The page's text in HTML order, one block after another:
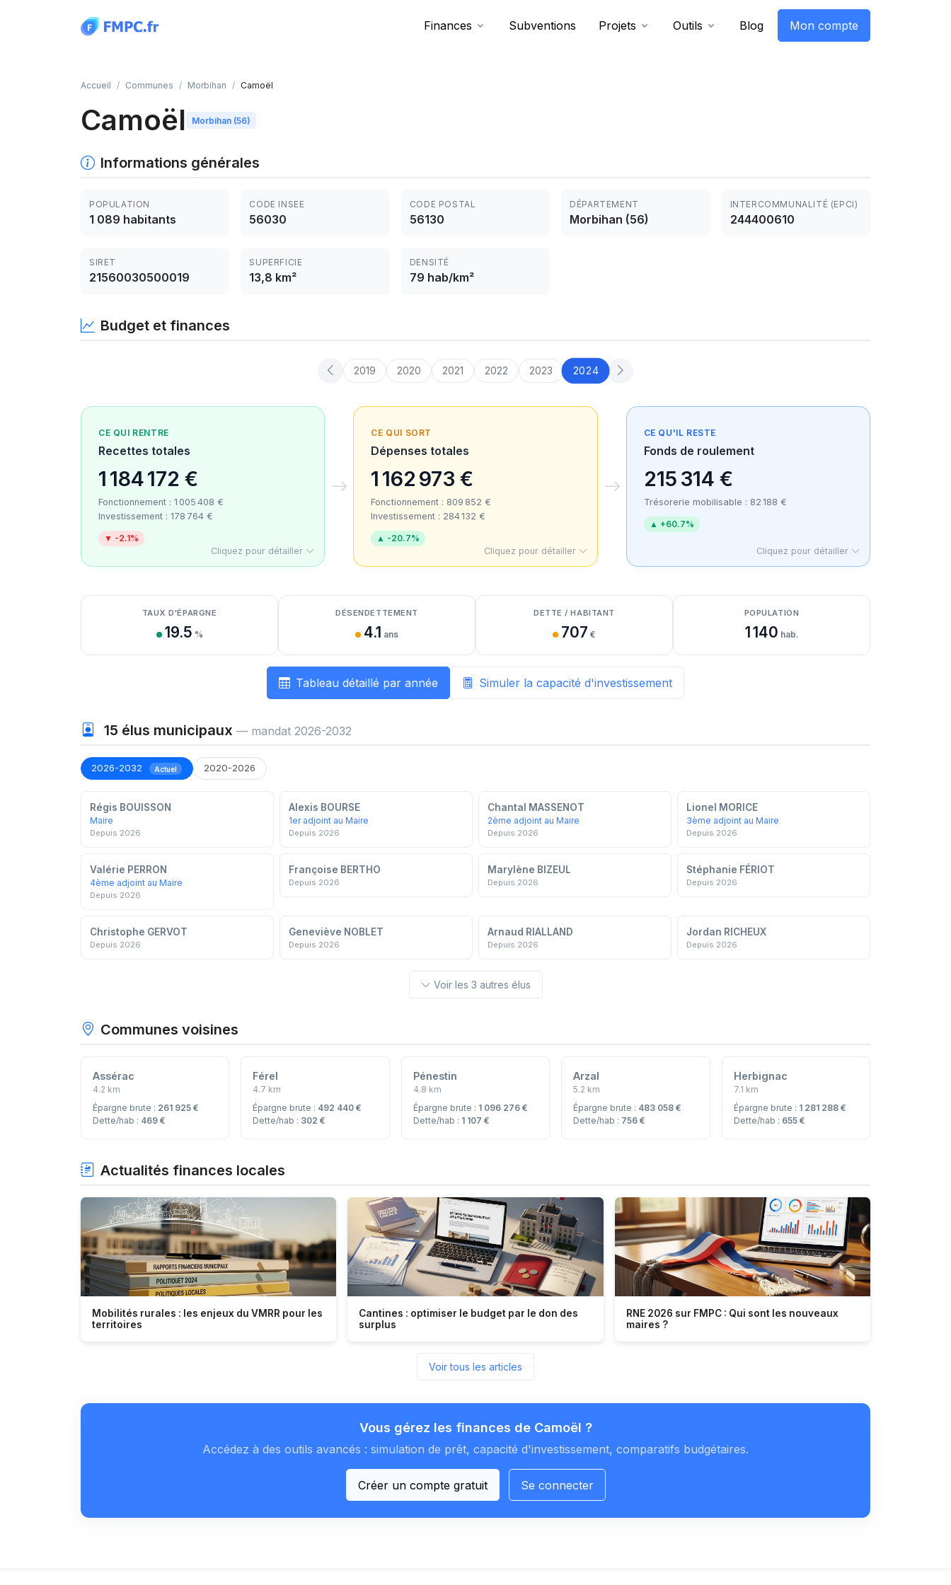
Finances Subventions Projets Outils Blog Mon compte
Accueil Communes Morbihan Camoël
Camoël Morbihan (56)
Informations générales
POPULATION
1 089 habitants
CODE INSEE
56030
CODE POSTAL
56130
DÉPARTEMENT
Morbihan (56)
INTERCOMMUNALITÉ (EPCI)
244400610
SIRET
21560030500019
SUPERFICIE
13,8 km²
DENSITÉ
79 hab/km²
Budget et finances
2019 2020 2021 2022 2023 2024
CE QUI RENTRE
Recettes totales
1 184 172 €
Fonctionnement : 1 005 408 €
Investissement : 178 764 €
▼ -2.1%
Cliquez pour détailler
CE QUI SORT
Dépenses totales
1 162 973 €
Fonctionnement : 809 852 €
Investissement : 284 132 €
▲ -20.7%
Cliquez pour détailler
CE QU'IL RESTE
Fonds de roulement
215 314 €
Trésorerie mobilisable : 82 188 €
▲ +60.7%
Cliquez pour détailler
Détail des recettes
Détail des dépenses
Détail de la trésorerie
TAUX D'ÉPARGNE
19.5 %
DÉSENDETTEMENT
4.1 ans
DETTE / HABITANT
707 €
POPULATION
1 140 hab.
Tableau détaillé par année Simuler la capacité d'investissement
15 élus municipaux — mandat 2026-2032
2026-2032 Actuel 2020-2026
Régis BOUISSON
Maire
Depuis 2026
Alexis BOURSE
1er adjoint au Maire
Depuis 2026
Chantal MASSENOT
2ème adjoint au Maire
Depuis 2026
Lionel MORICE
3ème adjoint au Maire
Depuis 2026
Valérie PERRON
4ème adjoint au Maire
Depuis 2026
Françoise BERTHO
Depuis 2026
Marylène BIZEUL
Depuis 2026
Stéphanie FÉRIOT
Depuis 2026
Christophe GERVOT
Depuis 2026
Geneviève NOBLET
Depuis 2026
Arnaud RIALLAND
Depuis 2026
Jordan RICHEUX
Depuis 2026
Voir les 3 autres élus
Communes voisines
Assérac
4.2 km
Épargne brute : 261 925 €
Dette/hab : 469 €
Férel
4.7 km
Épargne brute : 492 440 €
Dette/hab : 302 €
Pénestin
4.8 km
Épargne brute : 1 096 276 €
Dette/hab : 1 107 €
Arzal
5.2 km
Épargne brute : 483 058 €
Dette/hab : 756 €
Herbignac
7.1 km
Épargne brute : 1 281 288 €
Dette/hab : 655 €
Actualités finances locales
Mobilités rurales : les enjeux du VMRR pour les
territoires
Cantines : optimiser le budget par le don des
surplus
RNE 2026 sur FMPC : Qui sont les nouveaux
maires ?
Voir tous les articles
Vous gérez les finances de Camoël ?
Accédez à des outils avancés : simulation de prêt, capacité d'investissement, comparatifs budgétaires.
Créer un compte gratuit Se connecter